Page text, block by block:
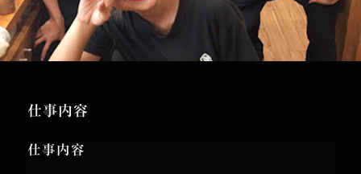
仕事内容
仕事内容